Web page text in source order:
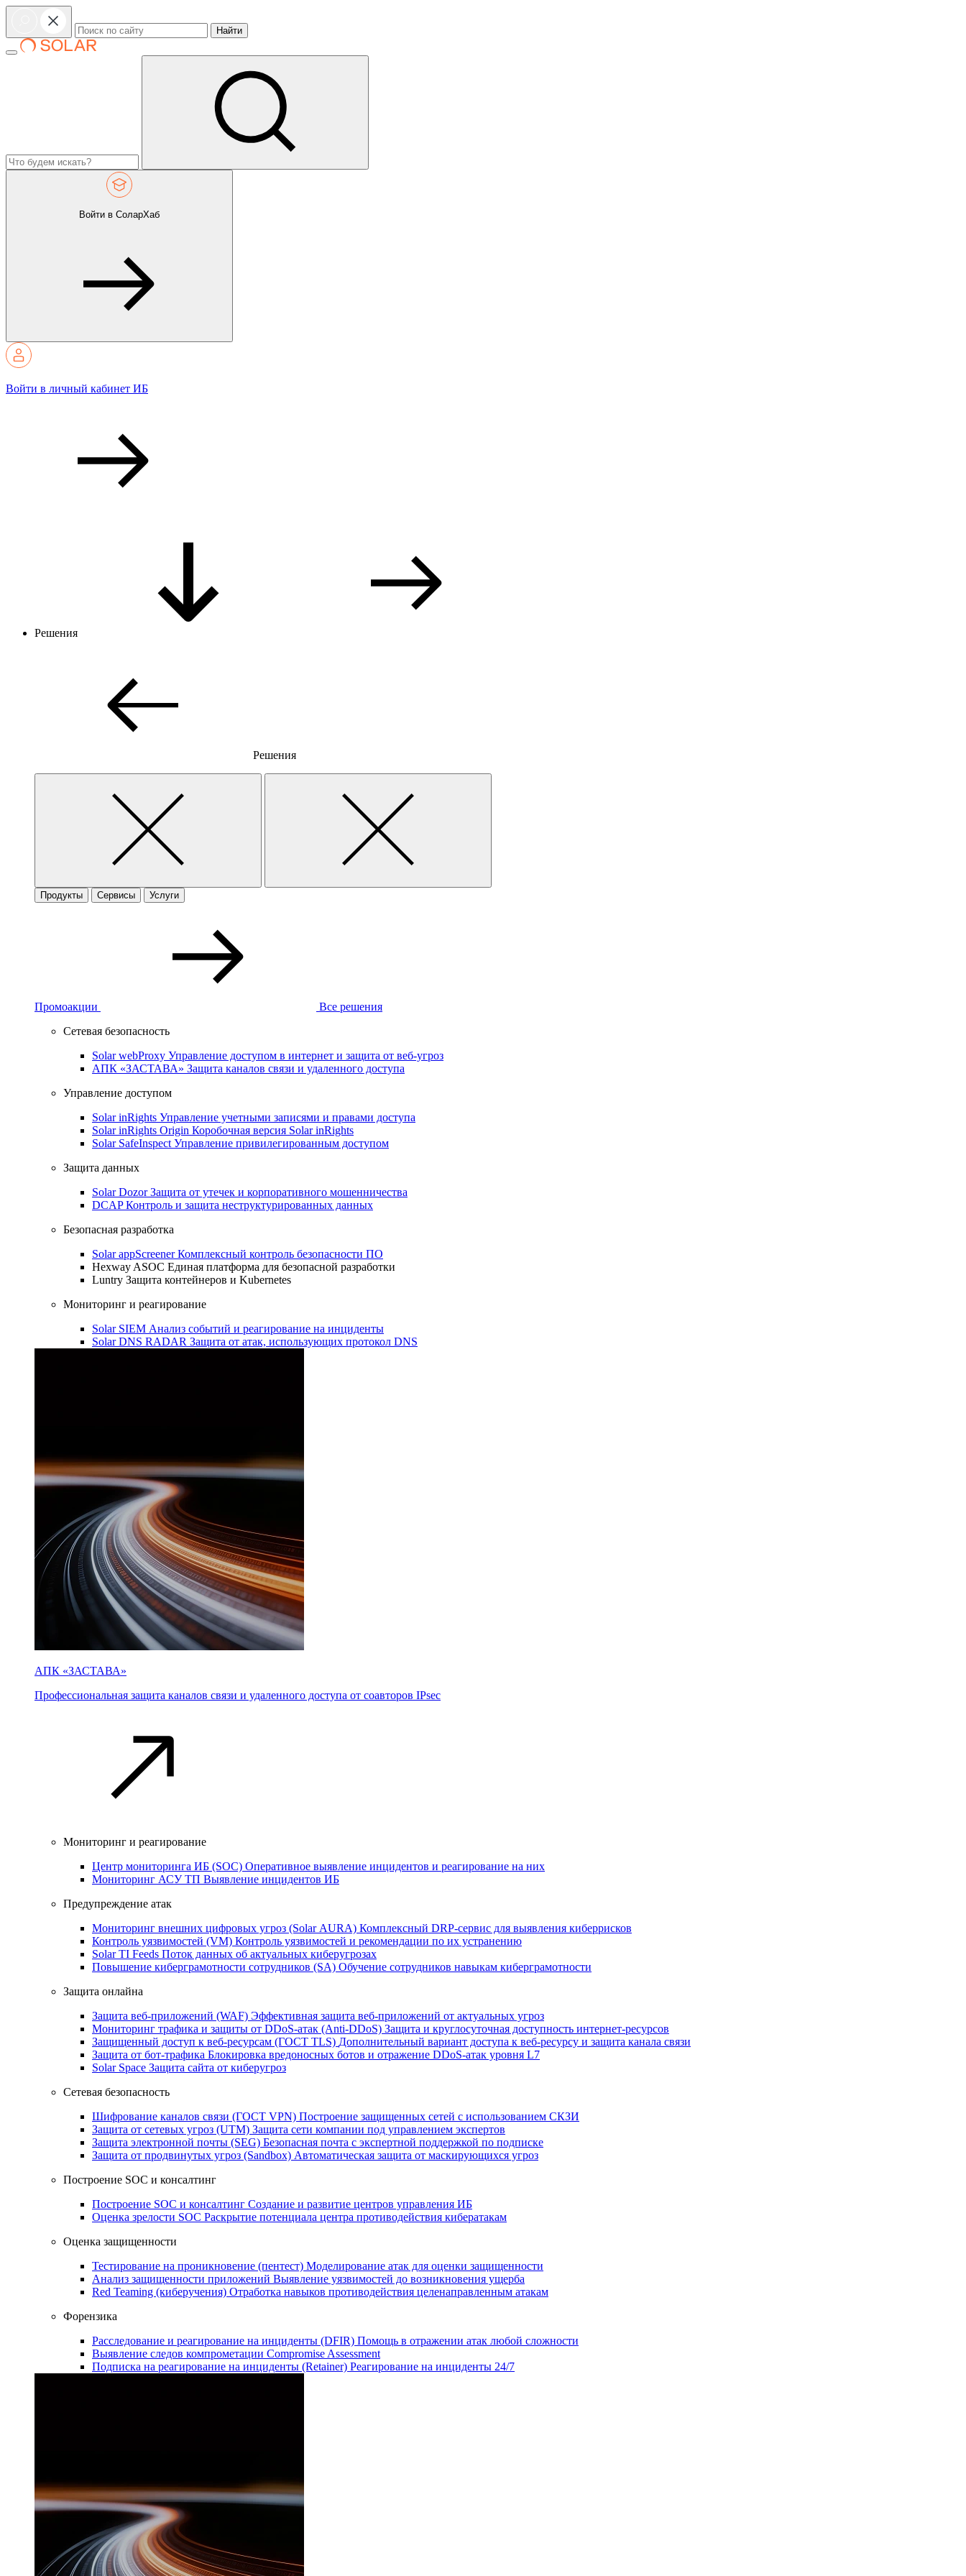
Найти
Войти в СоларХаб
Войти в личный кабинет ИБ
Решения
Решения
Продукты Сервисы Услуги
Промоакции
Все решения
Сетевая безопасность
Solar webProxy Управление доступом в интернет и защита от веб-угроз
АПК «ЗАСТАВА» Защита каналов связи и удаленного доступа
Управление доступом
Solar inRights Управление учетными записями и правами доступа
Solar inRights Origin Коробочная версия Solar inRights
Solar SafeInspect Управление привилегированным доступом
Защита данных
Solar DozorЗащита от утечек и корпоративного мошенничества
DCAPКонтроль и защита неструктурированных данных
Безопасная разработка
Solar appScreenerКомплексный контроль безопасности ПО
Hexway ASOC Единая платформа для безопасной разработки
Luntry Защита контейнеров и Kubernetes
Мониторинг и реагирование
Solar SIEM Анализ событий и реагирование на инциденты
Solar DNS RADAR Защита от атак, использующих протокол DNS
АПК «ЗАСТАВА»
Профессиональная защита каналов связи и удаленного доступа от соавторов IPsec
Мониторинг и реагирование
Центр мониторинга ИБ (SOC) Оперативное выявление инцидентов и реагирование на них
Мониторинг АСУ ТП Выявление инцидентов ИБ
Предупреждение атак
Мониторинг внешних цифровых угроз (Solar AURA) Комплексный DRP-сервис для выявления киберрисков
Контроль уязвимостей (VM) Контроль уязвимостей и рекомендации по их устранению
Solar TI Feeds Поток данных об актуальных киберугрозах
Повышение киберграмотности сотрудников (SA) Обучение сотрудников навыкам киберграмотности
Защита онлайна
Защита веб-приложений (WAF) Эффективная защита веб-приложений от актуальных угроз
Мониторинг трафика и защиты от DDoS‑атак (Anti‑DDoS) Защита и круглосуточная доступность интернет-ресурсов
Защищенный доступ к веб-ресурсам (ГОСТ TLS) Дополнительный вариант доступа к веб‑ресурсу и защита канала связи
Защита от бот‑трафика Блокировка вредоносных ботов и отражение DDoS‑атак уровня L7
Solar Space Защита сайта от киберугроз
Сетевая безопасность
Шифрование каналов связи (ГОСТ VPN) Построение защищенных сетей с использованием СКЗИ
Защита от сетевых угроз (UTM) Защита сети компании под управлением экспертов
Защита электронной почты (SEG) Безопасная почта с экспертной поддержкой по подписке
Защита от продвинутых угроз (Sandbox) Автоматическая защита от маскирующихся угроз
Построение SOC и консалтинг
Построение SOC и консалтинг Создание и развитие центров управления ИБ
Оценка зрелости SOC Раскрытие потенциала центра противодействия кибератакам
Оценка защищенности
Тестирование на проникновение (пентест) Моделирование атак для оценки защищенности
Анализ защищенности приложений Выявление уязвимостей до возникновения ущерба
Red Teaming (киберучения) Отработка навыков противодействия целенаправленным атакам
Форензика
Расследование и реагирование на инциденты (DFIR) Помощь в отражении атак любой сложности
Выявление следов компрометации Compromise Assessment
Подписка на реагирование на инциденты (Retainer) Реагирование на инциденты 24/7